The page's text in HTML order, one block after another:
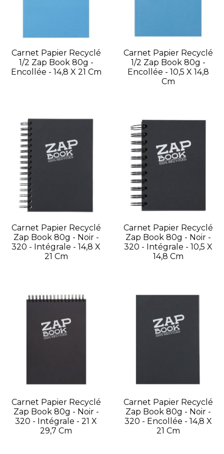
Carnet Papier Recyclé
1/2 Zap Book 80g -
Encollée - 14,8 X 21 Cm
Carnet Papier Recyclé
1/2 Zap Book 80g -
Encollée - 10,5 X 14,8
Cm
Carnet Papier Recyclé
Zap Book 80g - Noir -
320 - Intégrale - 14,8 X
21 Cm
Carnet Papier Recyclé
Zap Book 80g - Noir -
320 - Intégrale - 10,5 X
14,8 Cm
Carnet Papier Recyclé
Zap Book 80g - Noir -
320 - Intégrale - 21 X
29,7 Cm
Carnet Papier Recyclé
Zap Book 80g - Noir -
320 - Encollée - 14,8 X
21 Cm